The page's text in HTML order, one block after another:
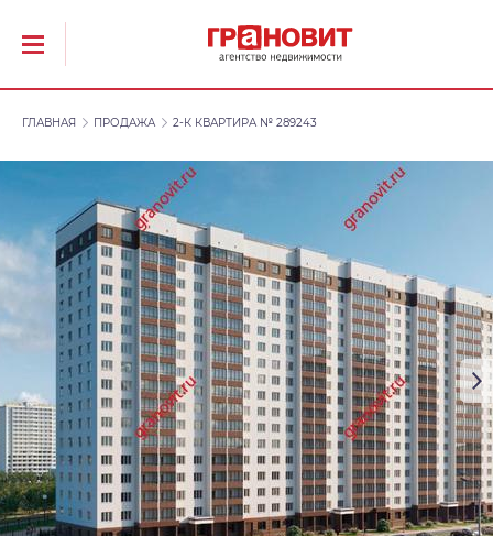
ГЛАВНАЯ ПРОДАЖА 2-К КВАРТИРА № 289243